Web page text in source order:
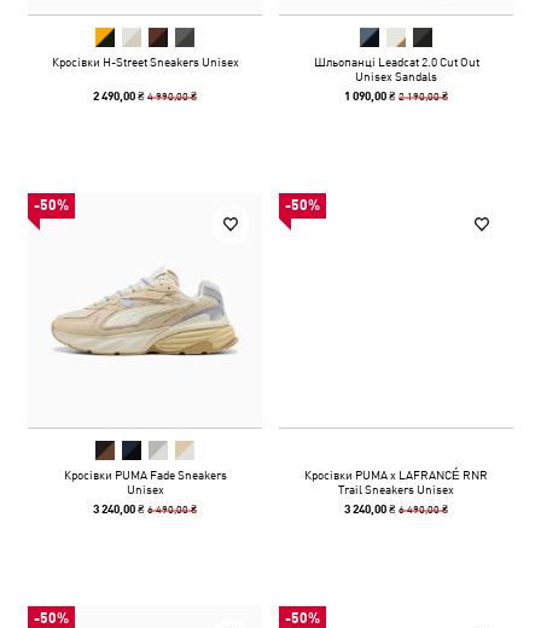
Кросівки H-Street Sneakers Unisex
2 490,00 ₴4 990,00 ₴
Шльопанці Leadcat 2.0 Cut Out
Unisex Sandals
1 090,00 ₴2 190,00 ₴
-50%
Кросівки PUMA Fade Sneakers
Unisex
3 240,00 ₴6 490,00 ₴
-50%
Кросівки PUMA x LAFRANCÉ RNR
Trail Sneakers Unisex
3 240,00 ₴6 490,00 ₴
-50% -50%